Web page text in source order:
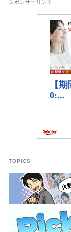
スポンサーリンク
TOPICS